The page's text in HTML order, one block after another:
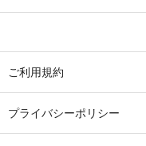
ご利用規約
プライバシーポリシー